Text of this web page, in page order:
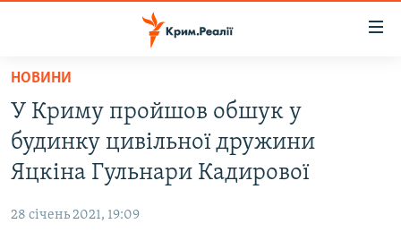
Перейти
основного
матеріалу
Перейти
до
основної
ВОДА.КРИМ
ВІДЕО ТА ФОТО
БЛОГИ
НОВИНИ
У Криму пройшов обшук у
будинку цивільної дружини
Яцкіна Гульнари Кадирової
28 січень 2021, 19:09